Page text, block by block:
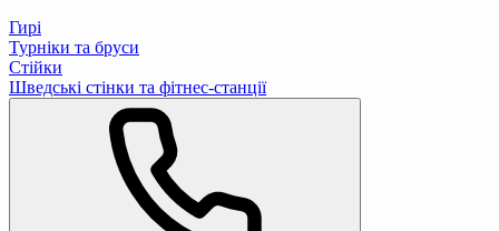
Гирі
Турніки та бруси
Стійки
Шведські стінки та фітнес-станції